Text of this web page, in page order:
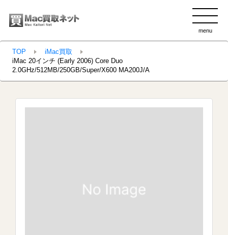
menu
TOP
iMac買取
iMac 20インチ (Early 2006) Core Duo
2.0GHz/512MB/250GB/Super/X600 MA200J/A